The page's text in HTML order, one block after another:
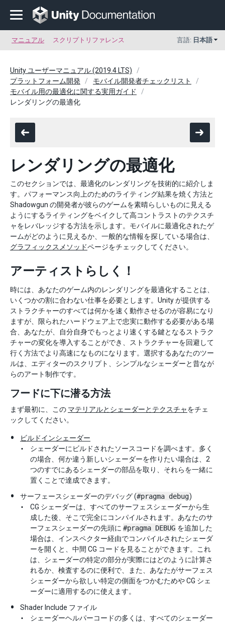
マニュアル スクリプトリファレンス 言語: 日本語
Unity ユーザーマニュアル (2019.4 LTS)
プラットフォーム開発
モバイル開発者チェックリスト
モバイル用の最適化に関する実用ガイド
レンダリングの最適化
レンダリングの最適化
このセクションでは、最適化のレンダリングを技術的に紹介しま
す。パフォーマンス向上のためのライティング結果を焼く方法と
Shadowgun の開発者が彼らのゲームを素晴らしいものに見える
ようにするライティングをベイクして高コントラストのテクスチ
ャをレバレッジする方法を示します。モバイルに最適化されたゲ
ームがどのように見えるか、一般的な情報を探している場合は、
グラフィックスメソッドページをチェックしてください。
アーティストらしく！
時には、あなたのゲーム内のレンダリングを最適化することは、
いくつかの割に合わない仕事を必要とします。Unity が提供する
ストラクチャーのすべては何かを速く動作させるのが容易になり
ますが、限られたハードウェア上で忠実に動作する必要がある場
合、あなたが、自分自身でもっとより速くする鍵となるストラク
チャーの変化を導入することができ、ストラクチャーを回避して
行く方法でより高速になものになります。選択するあなたのツー
ルは、エディターのスクリプト、シンプルなシェーダーと昔なが
らのアート制作です。
フードに下に潜る方法
まず最初に、この マテリアルとシェーダーとテクスチャをチェ
ックしてください。
ビルドインシェーダー
シェーダーにビルドされたソースコードを調べます。多く
の場合、何か違う新しいシェーダーを作りたい場合は、2
つのすでにあるシェーダーの部品を取り、それらを一緒に
置くことで達成できます。
サーフェースシェーダーのデバッグ (#pragma debug)
CG シェーダーは、すべてのサーフェスシェーダーから生
成した後、そこで完全にコンパイルされます。あなたのサ
ーフェスシェーダーの先頭に #pragma DEBUG を追加した
場合は、インスペクター経由でコンパイルされたシェーダ
ーを開くと、中間 CG コードを見ることができます。これ
は、シェーダーの特定の部分が実際にはどのように計算さ
れるか、検査するのに便利で、また、あなたがサーフェス
シェーダーから欲しい特定の側面をつかむためや CG シェ
ーダーに適用するのに使えます。
Shader Include ファイル
シェーダーヘルパーコードの多くは、すべてのシェーダー